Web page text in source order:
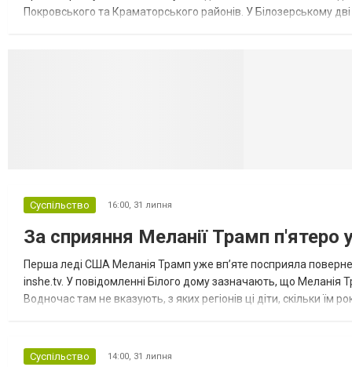
Покровського та Краматорського районів. У Білозерському
Суспільство 16:00, 31 липня
За сприяння Меланії Трамп п'ятеро
Перша леді США Меланія Трамп уже впʼяте посприяла
inshe.tv. У повідомленні Білого дому зазначають, що Меланія
Водночас там не вказують, з яких регіонів ці діти, скільки їм
Суспільство 14:00, 31 липня